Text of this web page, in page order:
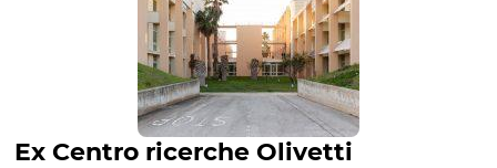
Ex Centro ricerche Olivetti